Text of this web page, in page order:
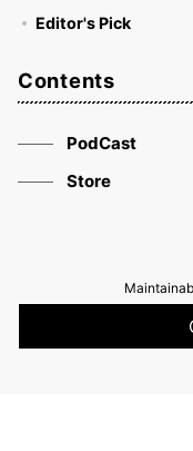
Editor's Pick
Contents
PodCast
Store